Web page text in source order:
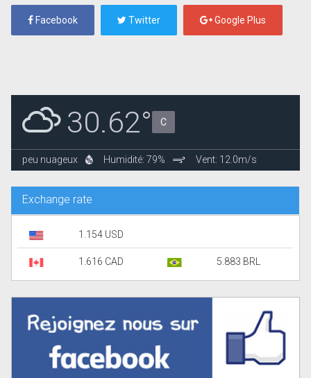
Facebook Twitter Google Plus
30.62° C
peu nuageux Humidité: 79% Vent: 12.0m/s
Exchange rate
1.154 USD
1.616 CAD 5.883 BRL